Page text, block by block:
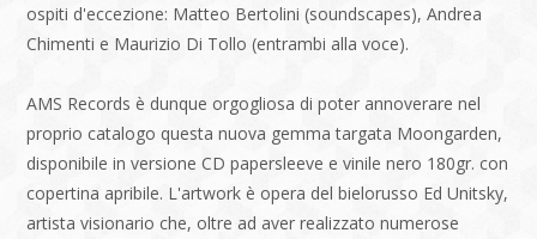
ospiti d'eccezione: Matteo Bertolini (soundscapes), Andrea
Chimenti e Maurizio Di Tollo (entrambi alla voce).
AMS Records è dunque orgogliosa di poter annoverare nel
proprio catalogo questa nuova gemma targata Moongarden,
disponibile in versione CD papersleeve e vinile nero 180gr. con
copertina apribile. L'artwork è opera del bielorusso Ed Unitsky,
artista visionario che, oltre ad aver realizzato numerose